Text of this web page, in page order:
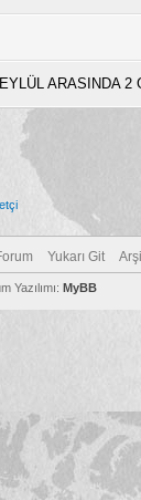
ARASINDA 2
Yukarı Git
Yazılımı: MyBB